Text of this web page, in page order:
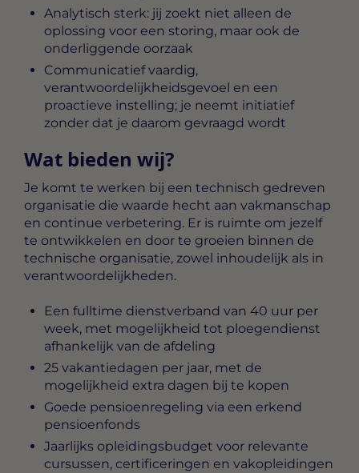
Analytisch sterk: jij zoekt niet alleen de
oplossing voor een storing, maar ook de
onderliggende oorzaak
Communicatief vaardig,
verantwoordelijkheidsgevoel en een
proactieve instelling; je neemt initiatief
zonder dat je daarom gevraagd wordt
Wat bieden wij?
Je komt te werken bij een technisch gedreven
organisatie die waarde hecht aan vakmanschap
en continue verbetering. Er is ruimte om jezelf
te ontwikkelen en door te groeien binnen de
technische organisatie, zowel inhoudelijk als in
verantwoordelijkheden.
Een fulltime dienstverband van 40 uur per
week, met mogelijkheid tot ploegendienst
afhankelijk van de afdeling
25 vakantiedagen per jaar, met de
mogelijkheid extra dagen bij te kopen
Goede pensioenregeling via een erkend
pensioenfonds
Jaarlijks opleidingsbudget voor relevante
cursussen, certificeringen en vakopleidingen